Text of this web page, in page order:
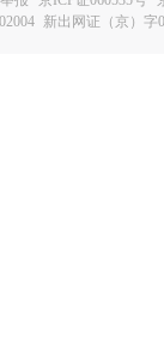
新出网证（京）